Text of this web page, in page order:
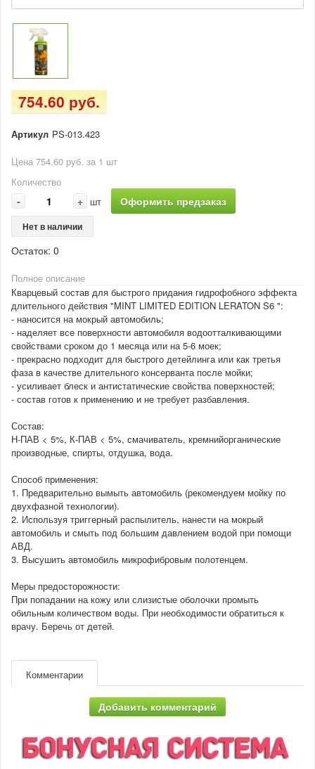
754.60 руб.
Артикул PS-013.423
Цена 754.60 руб. за 1 шт
Количество
- + шт Оформить предзаказ
Нет в наличии
Остаток: 0
Полное описание
Кварцевый состав для быстрого придания гидрофобного эффекта
длительного действия "MINT LIMITED EDITION LERATON S6 ":
- наносится на мокрый автомобиль;
- наделяет все поверхности автомобиля водоотталкивающими
свойствами сроком до 1 месяца или на 5-6 моек;
- прекрасно подходит для быстрого детейлинга или как третья
фаза в качестве длительного консерванта после мойки;
- усиливает блеск и антистатические свойства поверхностей;
- состав готов к применению и не требует разбавления.
Состав:
Н-ПАВ < 5%, К-ПАВ < 5%, смачиватель, кремнийорганические
производные, спирты, отдушка, вода.
Способ применения:
1. Предварительно вымыть автомобиль (рекомендуем мойку по
двухфазной технологии).
2. Используя триггерный распылитель, нанести на мокрый
автомобиль и смыть под большим давлением водой при помощи
АВД.
3. Высушить автомобиль микрофибровым полотенцем.
Меры предосторожности:
При попадании на кожу или слизистые оболочки промыть
обильным количеством воды. При необходимости обратиться к
врачу. Беречь от детей.
Комментарии
Добавить комментарий